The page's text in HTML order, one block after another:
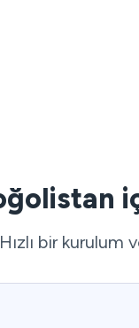
Hızlı bir kurulum